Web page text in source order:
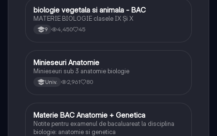
Biologie
biologie vegetala si animala - BAC
MATERIE BIOLOGIE clasele IX Şi X
9 4,450 45
Biologie
Minieseuri Anatomie
Minieseuri sub 3 anatomie biologie
Univ. 2,961 80
Biologie
Materie BAC Anatomie + Genetica
Notite pentru examenul de bacaluareat la disciplina
biologie: anatomie si genetica